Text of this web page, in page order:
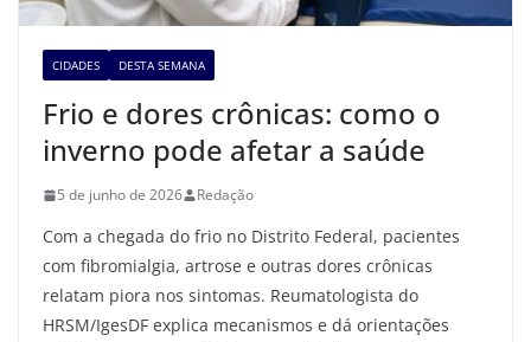
CIDADES DESTA SEMANA
Frio e dores crônicas: como o
inverno pode afetar a saúde
5 de junho de 2026 Redação
Com a chegada do frio no Distrito Federal, pacientes
com fibromialgia, artrose e outras dores crônicas
relatam piora nos sintomas. Reumatologista do
HRSM/IgesDF explica mecanismos e dá orientações